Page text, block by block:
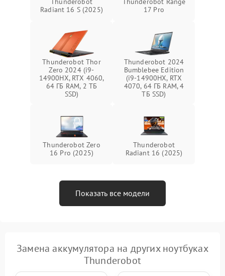
Radiant 16 S (2025)
17 Pro
Thunderobot Thor
Zero 2024 (i9-
14900HX, RTX 4060,
64 ГБ RAM, 2 ТБ
SSD)
Thunderobot 2024
Bumblebee Edition
(i9-14900HX, RTX
4070, 64 ГБ RAM, 4
ТБ SSD)
Thunderobot Zero
16 Pro (2025)
Thunderobot
Radiant 16 (2025)
Показать все модели
Замена аккумулятора на других ноутбуках
Thunderobot